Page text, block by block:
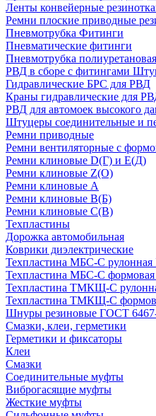
Ленты конвейерные
Ремни плоские приводные
Пневмотрубка Фитинги
Пневматические фитинги
Пневмотрубка полиуретановая
РВД в сборе с фитингами
Гидравлические БРС для РВД
Краны гидравлические для
РВД для автомоек высокого
Штуцеры соединительные и
Ремни приводные
Ремни вентиляторные с
Ремни клиновые D(Г) и Е(Д)
Ремни клиновые Z(О)
Ремни клиновые А
Ремни клиновые В(Б)
Ремни клиновые С(В)
Техпластины
Дорожка автомобильная
Коврики диэлектрические
Техпластина МБС-С
Техпластина МБС-С
Техпластина ТМКЩ-С
Техпластина ТМКЩ-С
Шнуры резиновые ГОСТ
Смазки, клеи, герметики
Герметики и фиксаторы
Клеи
Смазки
Соединительные муфты
Виброгасящие муфты
Жесткие муфты